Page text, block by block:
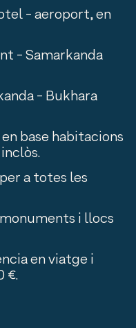
- aeroport, en
- Samarkanda
- Bukhara
base habitacions
a totes les
i llocs
en viatge i
€.